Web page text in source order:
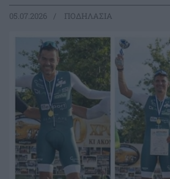
05.07.2026 ΠΟΔΗΛΑΣΙΑ